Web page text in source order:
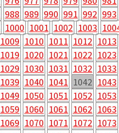
988 989 990 991 992 993
1000 1001 1002 1003
1009 1010 1011 1012 1013
1019 1020 1021 1022 1023
1029 1030 1031 1032 1033
1039 1040 1041 1042 1043
1049 1050 1051 1052 1053
1059 1060 1061 1062 1063
1069 1070 1071 1072 1073